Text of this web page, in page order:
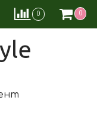
0 0